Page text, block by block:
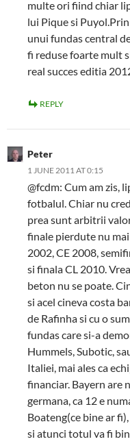
multe ori fiind chiar
lui Pique si
unui fundas central
fi reduse foarte mult
real succes editia
REPLY
Peter
1 JUNE 2011 AT 0:15
@fcdm: Cum am zis,
fotbalul. Chiar nu
prea sunt arbitrii
finale pierdute nu
2002, CE 2008,
si finala CL 2010.
beton nu se poate.
si acel cineva costa
de Rafinha si cu o
fundas care si-a
Hummels, Subotic,
Italiei, mai ales ca
financiar. Bayern are
germana, ca 12 e
Boateng(ce bine ar
si atunci totul va fi